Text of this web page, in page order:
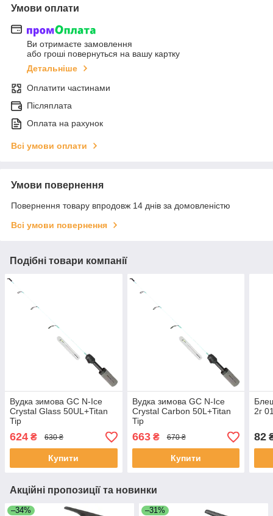
Умови оплати
Ви отримаєте замовлення
або гроші повернуться на вашу картку
Детальніше
Оплатити частинами
Післяплата
Оплата на рахунок
Всі умови оплати
Умови повернення
Повернення товару впродовж 14 днів за домовленістю
Всі умови повернення
Подібні товари компанії
Вудка зимова GC N-Ice
Crystal Glass 50UL+Titan
Tip
624 ₴ 630 ₴
Купити
Вудка зимова GC N-Ice
Crystal Carbon 50L+Titan
Tip
663₴ 670 ₴
Купити
2г
82
Акційні пропозиції та новинки
–34% –31%